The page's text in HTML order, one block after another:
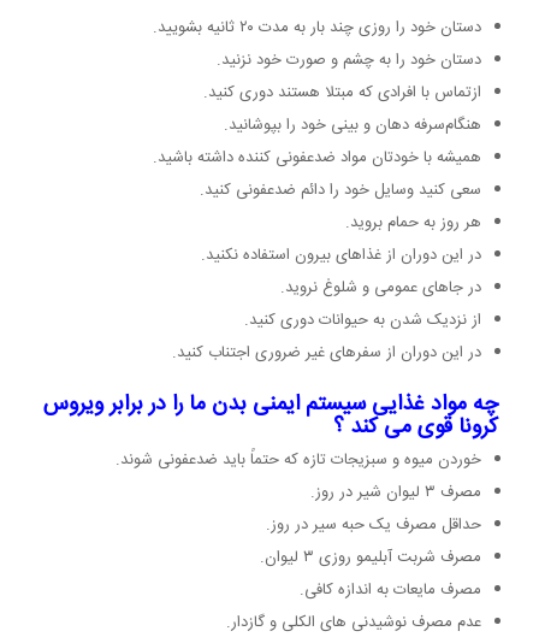
دستان خود را روزی چند بار به مدت ۲۰ ثانیه بشویید.
دستان خود را به چشم و صورت خود نزنید.
ازتماس با افرادی که مبتلا هستند دوری کنید.
هنگام‌سرفه دهان و بینی خود را بپوشانید.
همیشه با خودتان مواد ضدعفونی کننده داشته باشید.
سعی کنید وسایل خود را دائم ضدعفونی کنید.
هر روز به حمام بروید.
در این دوران از غذاهای بیرون استفاده نکنید.
در جاهای عمومی و شلوغ نروید.
از نزدیک شدن به حیوانات دوری کنید.
در این دوران از سفرهای غیر ضروری اجتناب کنید.
چه مواد غذایی سیستم ایمنی بدن ما را در برابر ویروس
کرونا قوی می کند ؟
خوردن میوه و سبزیجات تازه که حتماً باید ضدعفونی شوند.
مصرف ۳ لیوان شیر در روز.
حداقل مصرف یک حبه سیر در روز.
مصرف شربت آبلیمو روزی ۳ لیوان.
مصرف مایعات به اندازه کافی.
عدم مصرف نوشیدنی های الکلی و گازدار.